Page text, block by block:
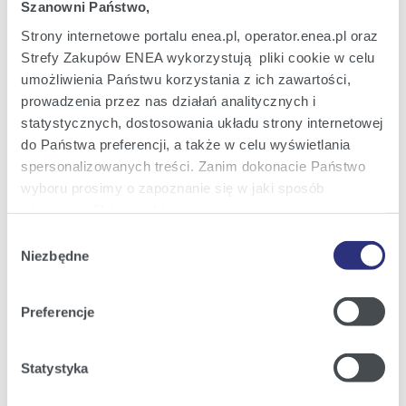
Szanowni Państwo,
Strony internetowe portalu enea.pl, operator.enea.pl oraz
Strefy Zakupów ENEA wykorzystują pliki cookie w celu
umożliwienia Państwu korzystania z ich zawartości,
prowadzenia przez nas działań analitycznych i
statystycznych, dostosowania układu strony internetowej
do Państwa preferencji, a także w celu wyświetlania
spersonalizowanych treści. Zanim dokonacie Państwo
wyboru prosimy o zapoznanie się w jaki sposób
Szczegółowe informacje na ten temat znajdziecie
Polityce
zgodę na umieszczenie wszystkich rodzajów plików
cookie z których korzystamy, na Państwa urządzeniu.
zgody
Niezbędne
Preferencje
Statystyka
ENERGIA+ Iskrzące Emocje w Poznaniu (jpg; 0,5 MB)